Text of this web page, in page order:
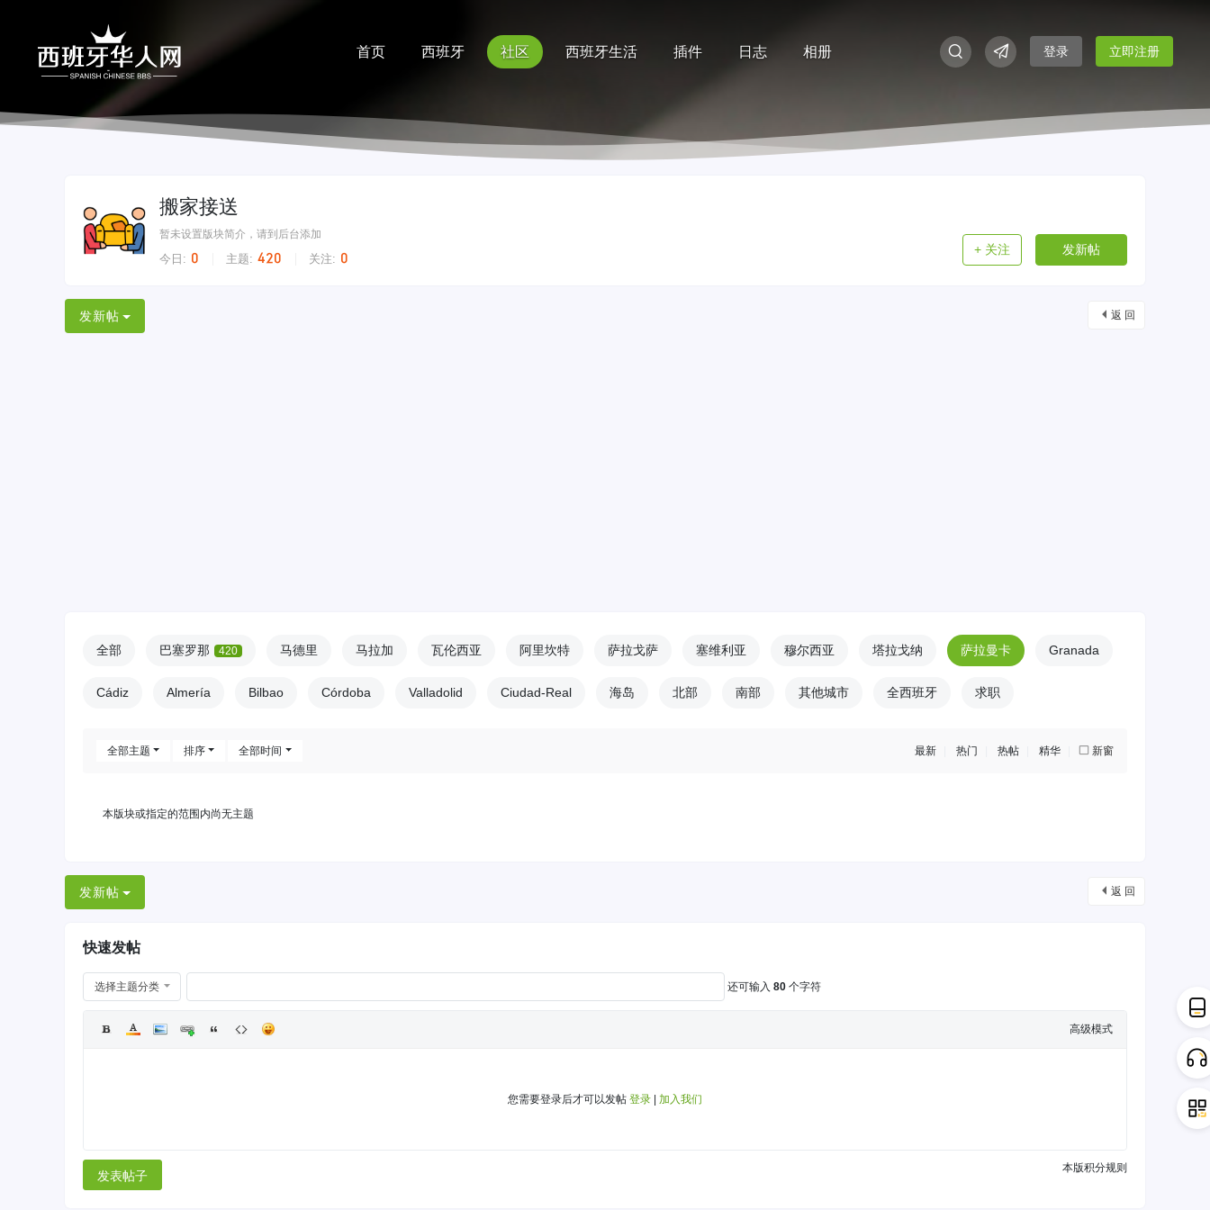
首页 西班牙 社区 西班牙生活 插件 日志 相册 登录 立即注册
搬家接送
暂未设置版块简介，请到后台添加
今日: 0 主题: 420 关注: 0 + 关注 发新帖
返 回
发新帖
全部 巴塞罗那 420 马德里 马拉加 瓦伦西亚 阿里坎特 萨拉戈萨 塞维利亚 穆尔西亚 塔拉戈纳 萨拉曼卡 Granada
Cádiz Almería Bilbao Córdoba Valladolid Ciudad-Real 海岛 北部 南部 其他城市 全西班牙 求职
新窗
最新 热门 热帖 精华
全部主题 排序 全部时间
本版块或指定的范围内尚无主题
返 回
发新帖
快速发帖
选择主题分类 还可输入 80 个字符
高级模式
您需要登录后才可以发帖 登录 加入我们
本版积分规则
发表帖子